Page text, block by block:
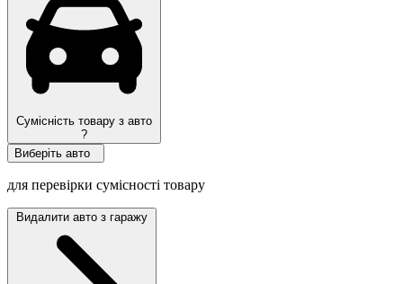
Сумісність товару з авто
?
Виберіть авто
для перевірки сумісності товару
Видалити авто з гаражу